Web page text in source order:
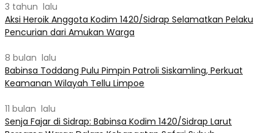
3 tahun lalu
Aksi Heroik Anggota Kodim 1420/Sidrap Selamatkan Pelaku
Pencurian dari Amukan Warga
8 bulan lalu
Babinsa Toddang Pulu Pimpin Patroli Siskamling, Perkuat
Keamanan Wilayah Tellu Limpoe
11 bulan lalu
Senja Fajar di Sidrap: Babinsa Kodim 1420/Sidrap Larut